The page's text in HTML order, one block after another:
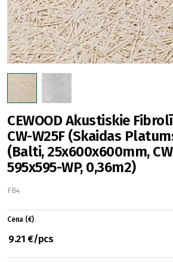
CEWOOD Akustiskie
CW-W25F (Skaidas
(Balti, 25x600x600mm,
595x595-WP, 0,36m2)
FB4
Cena (€)
9.21 €/pcs